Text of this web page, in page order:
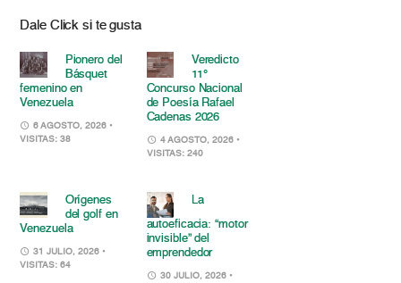
Dale Click si te gusta
Pionero del
Básquet
femenino en
Venezuela
6 AGOSTO, 2026 •
VISITAS: 38
Veredicto
11°
Concurso Nacional
de Poesía Rafael
Cadenas 2026
4 AGOSTO, 2026 •
VISITAS: 240
Orígenes
del golf en
Venezuela
31 JULIO, 2026 •
VISITAS: 64
La
autoeficacia: “motor
invisible” del
emprendedor
30 JULIO, 2026 •